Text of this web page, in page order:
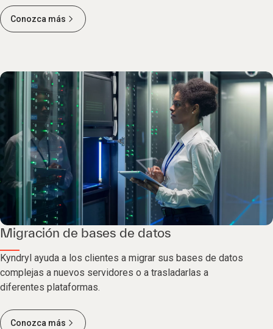
Conozca más
Migración de bases de datos
Kyndryl ayuda a los clientes a migrar sus bases de datos
complejas a nuevos servidores o a trasladarlas a
diferentes plataformas.
Conozca más